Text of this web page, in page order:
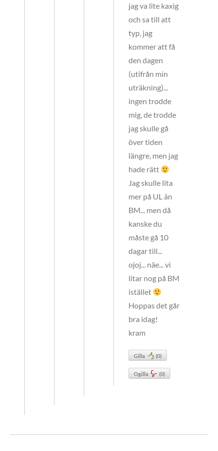
jag va lite kaxig
och sa till att
typ, jag
kommer att få
den dagen
(utifrån min
uträkning)...
ingen trodde
mig, de trodde
jag skulle gå
över tiden
längre, men jag
hade rätt
Jag skulle lita
mer på UL än
BM... men då
kanske du
måste gå 10
dagar till...
ojoj... näe... vi
litar nog på BM
istället
Hoppas det går
bra idag!
kram
Gilla (0)
Ogilla (0)